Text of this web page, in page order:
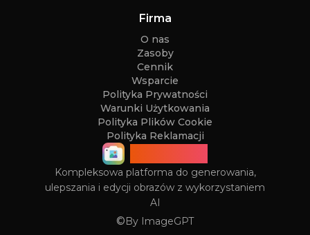
Firma
O nas
Zasoby
Cennik
Wsparcie
Polityka Prywatności
Warunki Użytkowania
Polityka Plików Cookie
Polityka Reklamacji
Kompleksowa platforma do generowania,
ulepszania i edycji obrazów z wykorzystaniem
AI
©By ImageGPT